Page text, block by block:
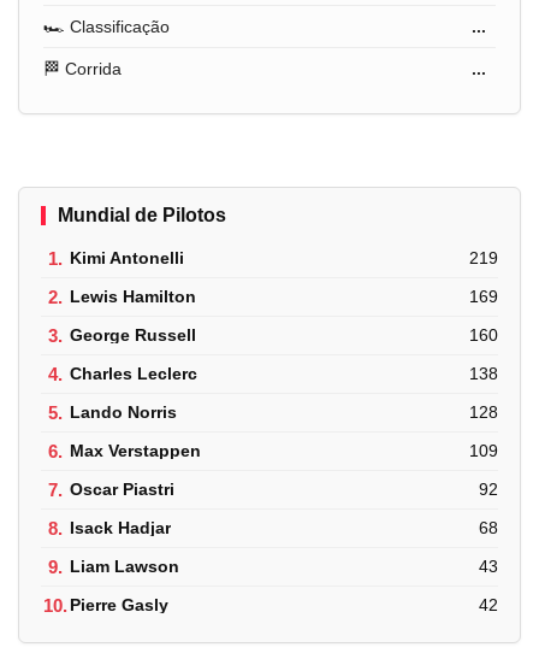
🏎️ Classificação ...
🏁 Corrida ...
Mundial de Pilotos
1. Kimi Antonelli 219
2. Lewis Hamilton 169
3. George Russell 160
4. Charles Leclerc 138
5. Lando Norris 128
6. Max Verstappen 109
7. Oscar Piastri 92
8. Isack Hadjar 68
9. Liam Lawson 43
10.Pierre Gasly 42